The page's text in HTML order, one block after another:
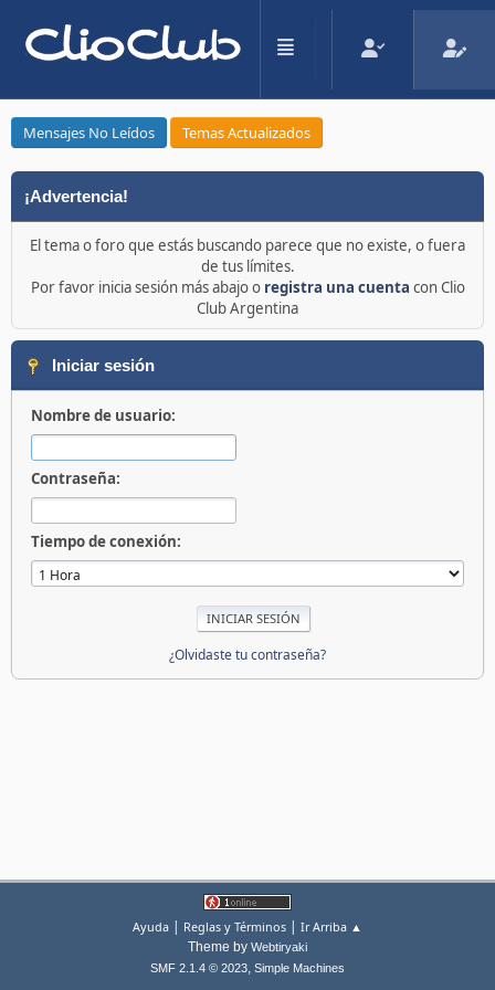
Mensajes No Leídos Temas Actualizados
¡Advertencia!
El tema o foro que estás buscando parece que no existe, o fuera
de tus límites.
Por favor inicia sesión más abajo o registra una cuenta con Clio
Club Argentina
Iniciar sesión
Nombre de usuario:
Contraseña:
Tiempo de conexión:
¿Olvidaste tu contraseña?
Ayuda | Reglas y Términos | Ir Arriba ▲
Theme by Webtiryaki
SMF 2.1.4 © 2023, Simple Machines